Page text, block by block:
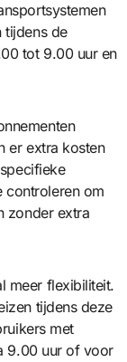
tijdens de
tot 9.00 uur en
er extra kosten
controleren om
zonder extra
meer flexibiliteit.
tijdens deze
met
9.00 uur of voor